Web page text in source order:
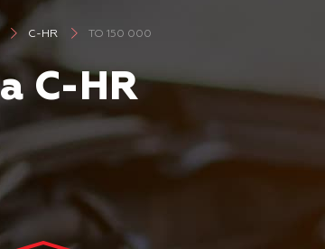
C-HR ТО 150 000
C-HR